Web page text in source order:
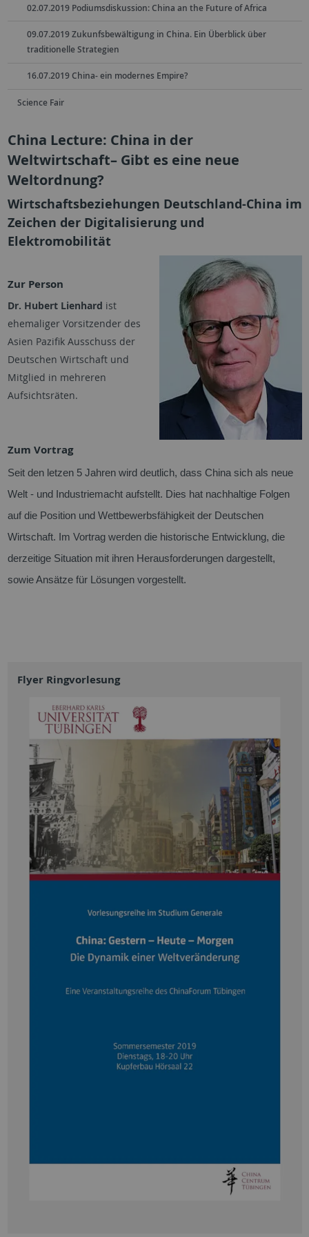
02.07.2019 Podiumsdiskussion: China an the Future of Africa
09.07.2019 Zukunfsbewältigung in China. Ein Überblick über
traditionelle Strategien
16.07.2019 China- ein modernes Empire?
Science Fair
China Lecture: China in der
Weltwirtschaft– Gibt es eine neue
Weltordnung?
Wirtschaftsbeziehungen Deutschland-China im
Zeichen der Digitalisierung und
Elektromobilität
Zur Person
Dr. Hubert Lienhard ist
ehemaliger Vorsitzender des
Asien Pazifik Ausschuss der
Deutschen Wirtschaft und
Mitglied in mehreren
Aufsichtsräten.
Zum Vortrag
Seit den letzen 5 Jahren wird deutlich, dass China sich als neue
Welt - und Industriemacht aufstellt. Dies hat nachhaltige Folgen
auf die Position und Wettbewerbsfähigkeit der Deutschen
Wirtschaft. Im Vortrag werden die historische Entwicklung, die
derzeitige Situation mit ihren Herausforderungen dargestellt,
sowie Ansätze für Lösungen vorgestellt.
Flyer Ringvorlesung